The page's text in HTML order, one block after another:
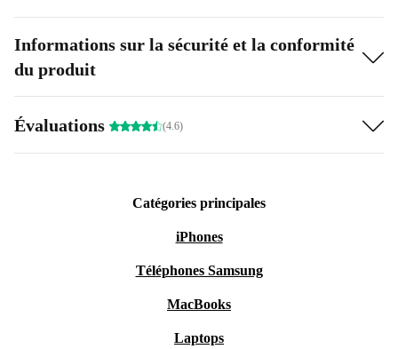
Informations sur la sécurité et la conformité
du produit
Évaluations (4.6)
Catégories principales
iPhones
Téléphones Samsung
MacBooks
Laptops